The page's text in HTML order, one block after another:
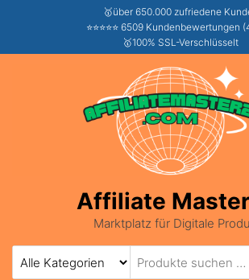
🥇über 650.000 zufriedene
⭐⭐⭐⭐⭐ 6509 Kundenbewertungen
🥇100% SSL-Verschlüsselt
Affiliate
Marktplatz für Digitale